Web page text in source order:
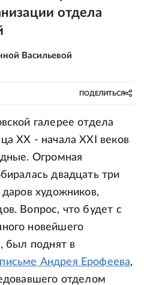
отдела
Васильевой
ПОДЕЛИТЬСЯ
галерее отдела
ХХ - начала XXI веков
Огромная
двадцать три
даров художников,
Вопрос, что будет с
новейшего
был поднят в
Андрея Ерофеева,
отделом